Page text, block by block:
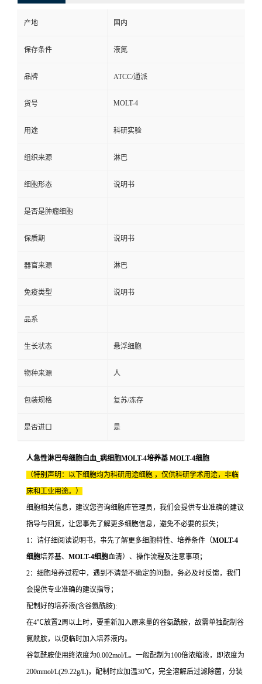
产地 国内
保存条件 液氮
品牌 ATCC/通派
货号 MOLT-4
用途 科研实验
组织来源 淋巴
细胞形态 说明书
是否是肿瘤细胞
保质期 说明书
器官来源 淋巴
免疫类型 说明书
品系
生长状态 悬浮细胞
物种来源 人
包装规格 复苏/冻存
是否进口 是
人急性淋巴母细胞白血_病细胞MOLT-4培养基 MOLT-4细胞
（特别声明：以下细胞均为科研用途细胞 ，仅供科研学术用途，非临
床和工业用途。）
细胞相关信息，建议您咨询细胞库管理员，我们会提供专业准确的建议
指导与回复，让您事先了解更多细胞信息，避免不必要的损失；
1：请仔细阅读说明书，事先了解更多细胞特性、培养条件（MOLT-4
细胞培养基、 MOLT-4细胞血清）、操作流程及注意事项；
2：细胞培养过程中，遇到不清楚不确定的问题，务必及时反馈，我们
会提供专业准确的建议指导；
配制好的培养液(含谷氨酰胺):
在4℃放置2周以上时，要重新加入原来量的谷氨酰胺，故需单独配制谷
氨酰胺，以便临时加入培养液内。
谷氨酰胺使用终浓度为0.002mol/L。一般配制为100倍浓缩液，即浓度为
200mmol/L(29.22g/L)，配制时应加温30℃，完全溶解后过滤除菌，分装